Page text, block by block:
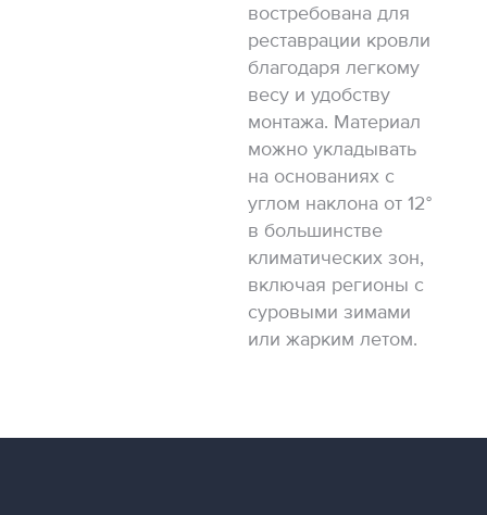
востребована для
реставрации кровли
благодаря легкому
весу и удобству
монтажа. Материал
можно укладывать
на основаниях с
углом наклона от 12°
в большинстве
климатических зон,
включая регионы с
суровыми зимами
или жарким летом.